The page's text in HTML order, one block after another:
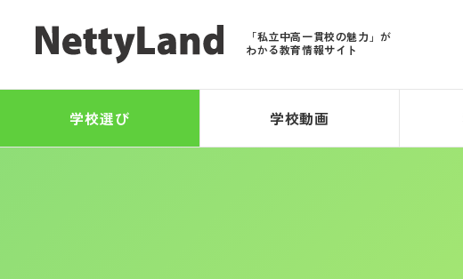
「私立中高一貫校の魅力」が
わかる教育情報サイト
学校選び 学校動画